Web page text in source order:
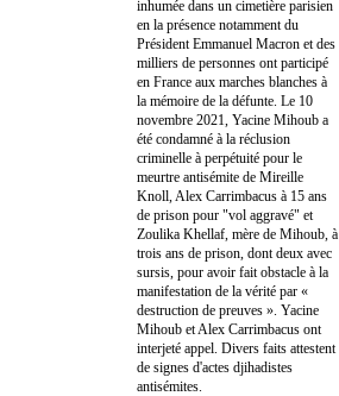
inhumée dans un cimetière parisien
en la présence notamment du
Président Emmanuel Macron et des
milliers de personnes ont participé
en France aux marches blanches à
la mémoire de la défunte. Le 10
novembre 2021, Yacine Mihoub a
été condamné à la réclusion
criminelle à perpétuité pour le
meurtre antisémite de Mireille
Knoll, Alex Carrimbacus à 15 ans
de prison pour "vol aggravé" et
Zoulika Khellaf, mère de Mihoub, à
trois ans de prison, dont deux avec
sursis, pour avoir fait obstacle à la
manifestation de la vérité par «
destruction de preuves ». Yacine
Mihoub et Alex Carrimbacus ont
interjeté appel. Divers faits attestent
de signes d'actes djihadistes
antisémites.